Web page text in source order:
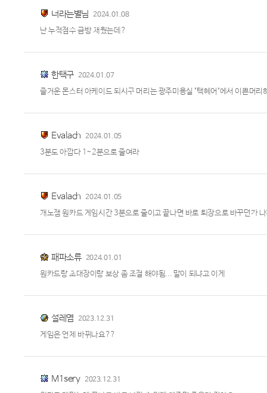
너라는별님 2024.01.08
난 누적점수 금방 채웠는데?
한택구 2024.01.07
즐거운 몬스터 아케이드 되시구 머리는 광주미용실 "택헤어"에서 이쁜머
Evalach 2024.01.05
3분도 아깝다 1~2분으로 줄여라
Evalach 2024.01.05
개노잼 원카드 게임시간 3분으로 줄이고 끝나면 바로 퇴장으로 바꾸던가
패파소류 2024.01.01
원카드랑 초대장이랑 보상 좀 조절 해야됨... 말이 되냐고 이게
설레염 2023.12.31
게임은 언제 바뀌나요??
M1sery 2023.12.31